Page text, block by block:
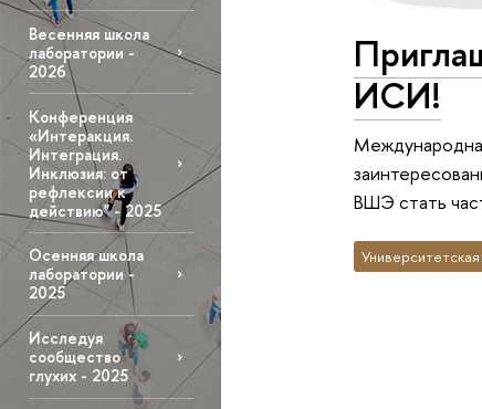
Весенняя школа
лаборатории -
2026
Конференция
«Интеракция.
Интеграция.
Инклюзия: от
рефлексии к
действию" - 2025
Осенняя школа
лаборатории -
2025
Исследуя
сообщество
глухих - 2025
ИСИ!
ВШЭ стать
Университетская